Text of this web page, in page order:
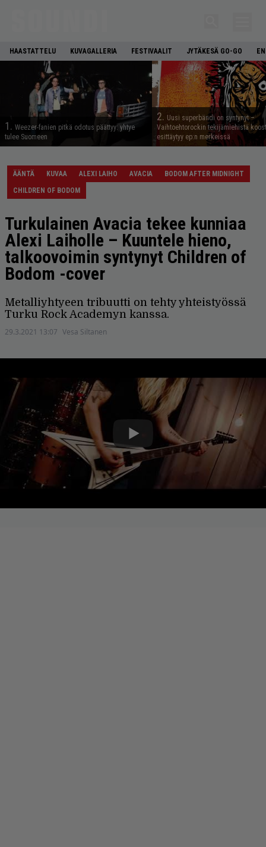
HAASTATTELU KUVAGALLERIA FESTIVAALIT JYTÄKESÄ GO-GO
1. Weezer-fanien pitkä odotus päättyy: yhtye
tulee Suomeen
2. Uusi superbändi on syntynyt –
Vaihtoehtorockin tekijämiehistä
esittäytyy ep:n merkeissä
ÄÄNTÄ KUVAA ALEXI LAIHO AVACIA
BODOM AFTER MIDNIGHT
CHILDREN OF BODOM
Turkulainen Avacia tekee kunniaa
Alexi Laiholle – Kuuntele hieno,
talkoovoimin syntynyt Children of
Bodom -cover
Metalliyhtyeen tribuutti on tehty yhteistyössä
Turku Rock Academyn kanssa.
29.3.2021 13:07 Vesa Siltanen